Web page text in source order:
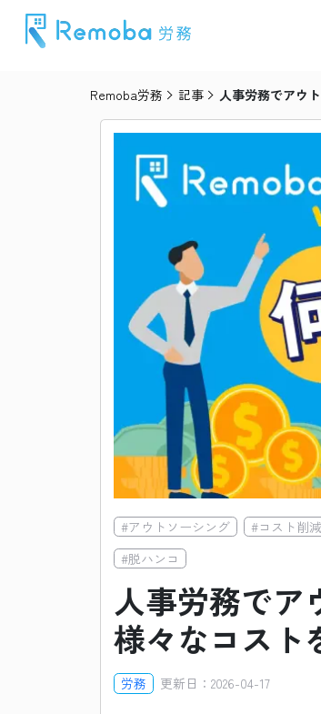
Remoba労務 記事 人事労務でアウ
#アウトソーシング #コスト削減
#脱ハンコ
人事労務でア
様々なコスト
労務 更新日： 2026-04-17